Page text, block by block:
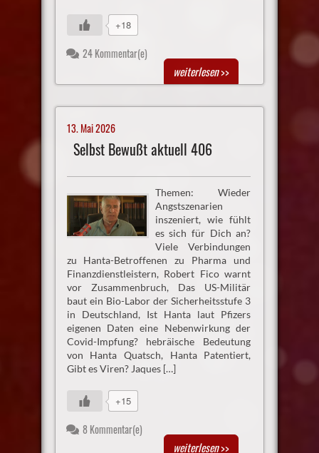
+18
24 Kommentar(e)
weiterlesen>>
13. Mai 2026
Selbst Bewußt aktuell 406
Themen: Wieder
Angstszenarien
inszeniert, wie fühlt
es sich für Dich an?
Viele Verbindungen
zu Hanta-Betroffenen zu Pharma und
Finanzdienstleistern, Robert Fico warnt
vor Zusammenbruch, Das US-Militär
baut ein Bio-Labor der Sicherheitsstufe 3
in Deutschland, Ist Hanta laut Pfizers
eigenen Daten eine Nebenwirkung der
Covid-Impfung? hebräische Bedeutung
von Hanta Quatsch, Hanta Patentiert,
Gibt es Viren? Jaques […]
+15
8 Kommentar(e)
weiterlesen>>